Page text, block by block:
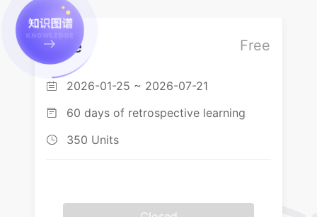
Free
Free
 2026-01-25 ~ 2026-07-21
 60 days of retrospective learning
 350 Units